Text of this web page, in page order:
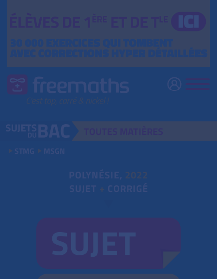
STMG MSGN
POLYNÉSIE, 2022
SUJET + CORRIGÉ